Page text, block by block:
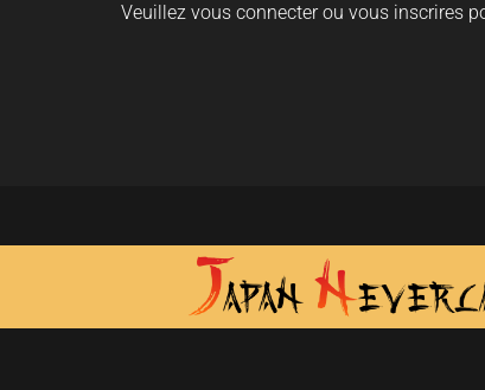
Veuillez vous connecter ou vous inscrires